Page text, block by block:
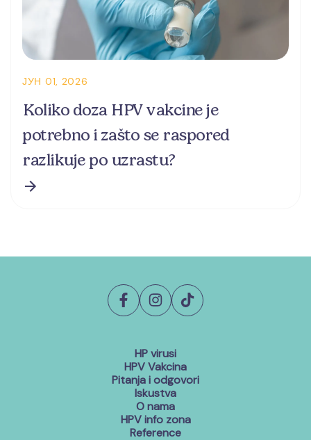
ЈУН 01, 2026
Koliko doza HPV vakcine je
potrebno i zašto se raspored
razlikuje po uzrastu?
HP virusi
HPV Vakcina
Pitanja i odgovori
Iskustva
O nama
HPV info zona
Reference